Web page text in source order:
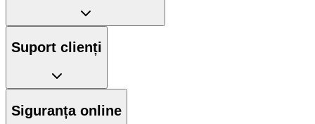
Suport clienți
Siguranța online